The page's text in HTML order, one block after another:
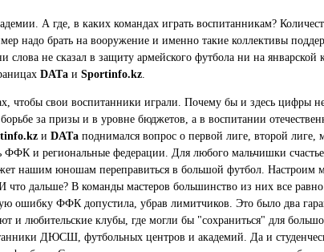
А где, в каких командах играть воспитанникам?
надо брать на вооружение и именно такие коллективы
не сказал в защиту армейского футбола ни на январской
DATа и Sportinfo.kz
чтобы свои воспитанники играли. Почему бы и здесь
за призы и в уровне бюджетов, а в воспитании
и DATа поднимался вопрос о первой лиге, второй лиге,
и региональные федерации. Для любого мальчишки
нашим юношам переправиться в большой футбол. Настроим
дальше? В команды мастеров большинство из них все
ошибку ФФК допустила, убрав лимитчиков. Это было два
и любительские клубы, где могли бы "сохраниться" для
ДЮСШ, футбольных центров и академий. Да и